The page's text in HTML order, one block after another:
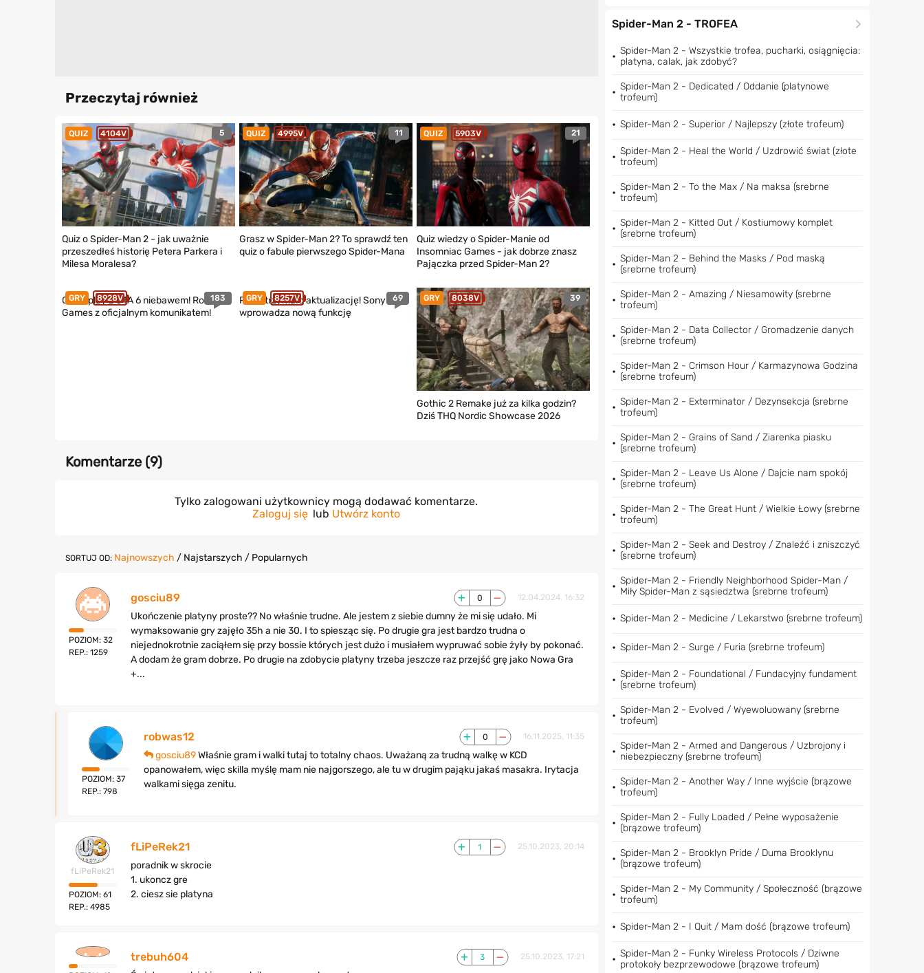
Przeczytaj również
QUIZ 4104V 5
Quiz o Spider-Man 2 - jak uważnie
przeszedłeś historię Petera Parkera i
Milesa Moralesa?
QUIZ 4995V 11
Grasz w Spider-Man 2? To sprawdź ten
quiz o fabule pierwszego Spider-Mana
QUIZ 5903V 21
Quiz wiedzy o Spider-Manie od
Insomniac Games - jak dobrze znasz
Pajączka przed Spider-Man 2?
GRY 8928V 183
Gameplay z GTA 6 niebawem! Rockstar
Games z oficjalnym komunikatem!
GRY 8257V 69
PS5 otrzymało aktualizację! Sony
wprowadza nową funkcję
GRY 8038V 39
Gothic 2 Remake już za kilka godzin?
Dziś THQ Nordic Showcase 2026
Komentarze (9)
Tylko zalogowani użytkownicy mogą dodawać komentarze.
Zaloguj się lub Utwórz konto
SORTUJ OD: Najnowszych / Najstarszych / Popularnych
POZIOM: 32
REP.: 1259
gosciu89 0 12.04.2024, 16:32
Ukończenie platyny proste?? No właśnie trudne. Ale jestem z siebie dumny że mi się udało. Mi
wymaksowanie gry zajęło 35h a nie 30. I to spiesząc się. Po drugie gra jest bardzo trudna o
niejednokrotnie zaciąłem się przy bossie których jest dużo i musiałem wypruwać sobie żyły by pokonać.
A dodam że gram dobrze. Po drugie na zdobycie platyny trzeba jeszcze raz przejść grę jako Nowa Gra
+...
POZIOM: 37
REP.: 798
robwas12 0 16.11.2025, 11:35
gosciu89Właśnie gram i walki tutaj to totalny chaos. Uważaną za trudną walkę w KCD
opanowałem, więc skilla myślę mam nie najgorszego, ale tu w drugim pająku jakaś masakra. Irytacja
walkami sięga zenitu.
fLiPeRek21
POZIOM: 61
REP.: 4985
fLiPeRek21 1 25.10.2023, 20:14
poradnik w skrocie
1. ukoncz gre
2. ciesz sie platyna
trebuh604 3 25.10.2023, 17:21
Spider-Man 2 - TROFEA
Spider-Man 2 - Wszystkie trofea, pucharki, osiągnięcia:
platyna, calak, jak zdobyć?
Spider-Man 2 - Dedicated / Oddanie (platynowe
trofeum)
Spider-Man 2 - Superior / Najlepszy (złote trofeum)
Spider-Man 2 - Heal the World / Uzdrowić świat (złote
trofeum)
Spider-Man 2 - To the Max / Na maksa (srebrne
trofeum)
Spider-Man 2 - Kitted Out / Kostiumowy komplet
(srebrne trofeum)
Spider-Man 2 - Behind the Masks / Pod maską
(srebrne trofeum)
Spider-Man 2 - Amazing / Niesamowity (srebrne
trofeum)
Spider-Man 2 - Data Collector / Gromadzenie danych
(srebrne trofeum)
Spider-Man 2 - Crimson Hour / Karmazynowa Godzina
(srebrne trofeum)
Spider-Man 2 - Exterminator / Dezynsekcja (srebrne
trofeum)
Spider-Man 2 - Grains of Sand / Ziarenka piasku
(srebrne trofeum)
Spider-Man 2 - Leave Us Alone / Dajcie nam spokój
(srebrne trofeum)
Spider-Man 2 - The Great Hunt / Wielkie Łowy (srebrne
trofeum)
Spider-Man 2 - Seek and Destroy / Znaleźć i zniszczyć
(srebrne trofeum)
Spider-Man 2 - Friendly Neighborhood Spider-Man /
Miły Spider-Man z sąsiedztwa (srebrne trofeum)
Spider-Man 2 - Medicine / Lekarstwo (srebrne trofeum)
Spider-Man 2 - Surge / Furia (srebrne trofeum)
Spider-Man 2 - Foundational / Fundacyjny fundament
(srebrne trofeum)
Spider-Man 2 - Evolved / Wyewoluowany (srebrne
trofeum)
Spider-Man 2 - Armed and Dangerous / Uzbrojony i
niebezpieczny (srebrne trofeum)
Spider-Man 2 - Another Way / Inne wyjście (brązowe
trofeum)
Spider-Man 2 - Fully Loaded / Pełne wyposażenie
(brązowe trofeum)
Spider-Man 2 - Brooklyn Pride / Duma Brooklynu
(brązowe trofeum)
Spider-Man 2 - My Community / Społeczność (brązowe
trofeum)
Spider-Man 2 - I Quit / Mam dość (brązowe trofeum)
Spider-Man 2 - Funky Wireless Protocols / Dziwne
protokoły bezprzewodowe (brązowe trofeum)